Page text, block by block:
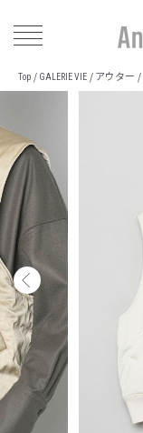
Top / GALERIE VIE / アウター /